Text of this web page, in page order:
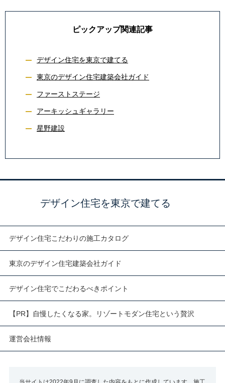
ピックアップ関連記事
デザイン住宅を東京で建てる
東京のデザイン住宅建築会社ガイド
ファーストステージ
アーキッシュギャラリー
星野建設
デザイン住宅を東京で建てる
デザイン住宅こだわりの施工カタログ
東京のデザイン住宅建築会社ガイド
デザイン住宅でこだわるべきポイント
【PR】自慢したくなる家。リゾートモダン住宅という贅沢
運営会社情報